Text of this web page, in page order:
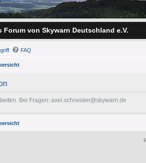
Forum von Skywarn Deutschland e.V.
FAQ
Bei Fragen: axel.schneider@skywarn.de